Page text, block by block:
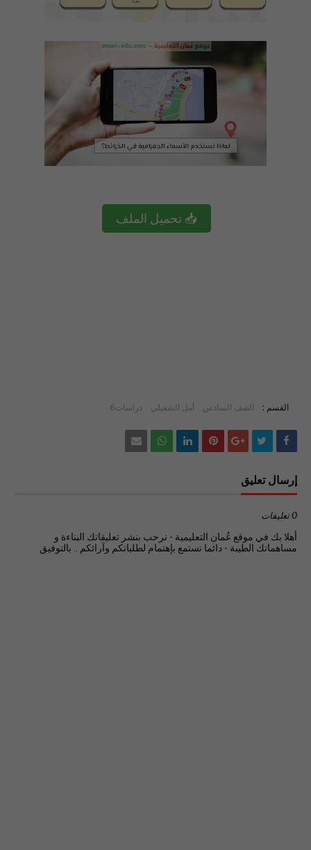
📥 تحميل الملف
القسم : الصف السادس أمل الشعيلي دراسات6
إرسال تعليق
0 تعليقات
أهلا بك في موقع عُمان التعليمية - نرحب بنشر تعليقاتك البناءة و
مساهماتك الطيبة - دائما نستمع بإهتمام لطلباتكم وآرائكم .. بالتوفيق